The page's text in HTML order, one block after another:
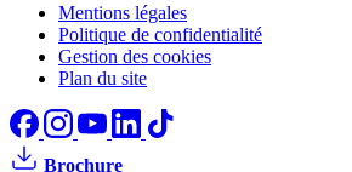
Mentions légales
Politique de confidentialité
Gestion des cookies
Plan du site
Brochure